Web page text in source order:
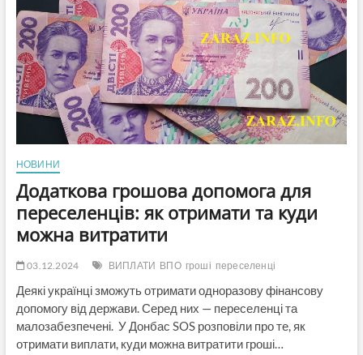
продовжуватиме
отримувати
допомогу
НОВИНИ
Додаткова грошова допомога для
переселенців: як отримати та куди
можна витратити
03.12.2024 ВИПЛАТИ ВПО гроші переселенці
Деякі українці зможуть отримати одноразову фінансову
допомогу від держави. Серед них — переселенці та
малозабезпечені. У Донбас SOS розповіли про те, як
отримати виплати, куди можна витратити гроші…